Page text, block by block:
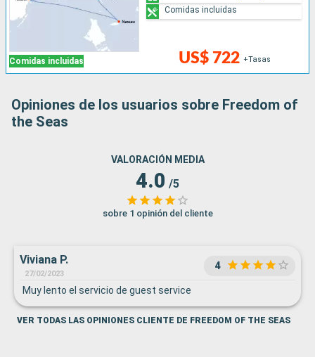
Comidas incluidas US$ 722 +Tasas
Comidas incluidas
Opiniones de los usuarios sobre Freedom of
the Seas
VALORACIÓN MEDIA
4.0 /5
sobre 1 opinión del cliente
Viviana P.
27/02/2023
4
Muy lento el servicio de guest service
VER TODAS LAS OPINIONES CLIENTE DE FREEDOM OF THE SEAS